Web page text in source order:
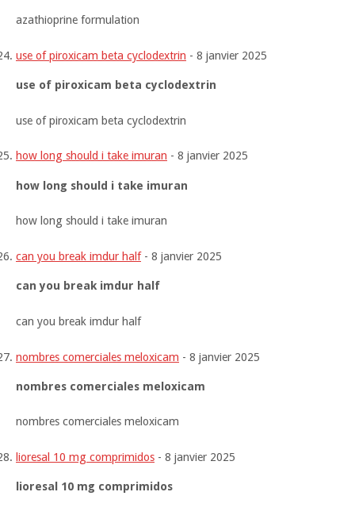
azathioprine formulation
use of piroxicam beta cyclodextrin - 8 janvier 2025
use of piroxicam beta cyclodextrin
use of piroxicam beta cyclodextrin
how long should i take imuran - 8 janvier 2025
how long should i take imuran
how long should i take imuran
can you break imdur half- 8 janvier 2025
can you break imdur half
can you break imdur half
nombres comerciales meloxicam - 8 janvier 2025
nombres comerciales meloxicam
nombres comerciales meloxicam
lioresal 10 mg comprimidos - 8 janvier 2025
lioresal 10 mg comprimidos